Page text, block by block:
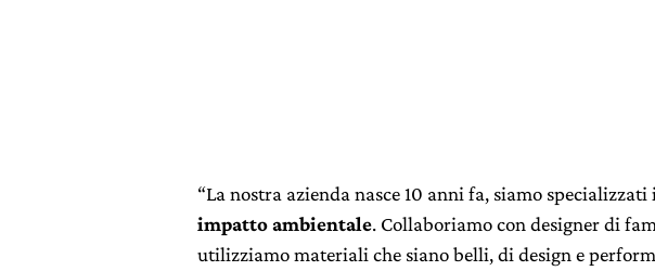
“La nostra azienda nasce 10 anni fa, siamo specializzati
impatto ambientale. Collaboriamo con designer di
utilizziamo materiali che siano belli, di design e